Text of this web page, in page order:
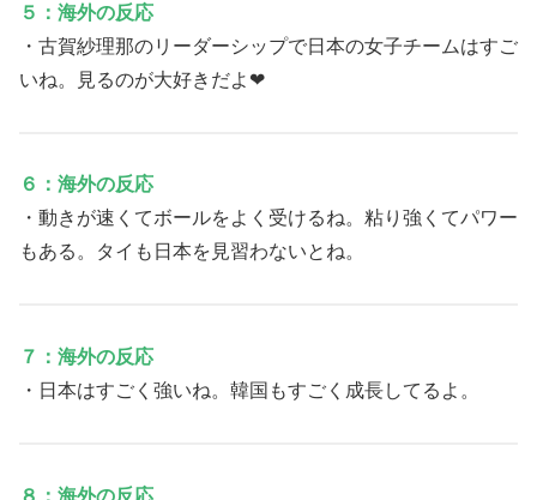
５：海外の反応
・古賀紗理那のリーダーシップで日本の女子チームはすご
いね。見るのが大好きだよ❤
６：海外の反応
・動きが速くてボールをよく受けるね。粘り強くてパワー
もある。タイも日本を見習わないとね。
７：海外の反応
・日本はすごく強いね。韓国もすごく成長してるよ。
８：海外の反応